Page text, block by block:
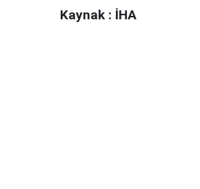
Kaynak : İHA